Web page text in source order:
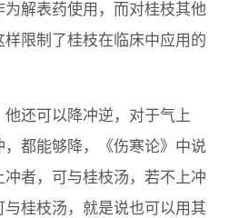
解表药使用，而对桂枝其他
限制了桂枝在临床中应用的
还可以降冲逆，对于气上
都能够降，《伤寒论》中说
者，可与桂枝汤，若不上冲
桂枝汤，就是说也可以用其